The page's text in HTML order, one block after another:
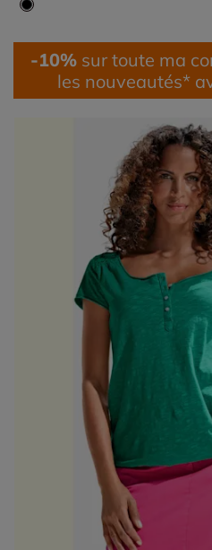
-10% sur toute ma
les nouveautés*